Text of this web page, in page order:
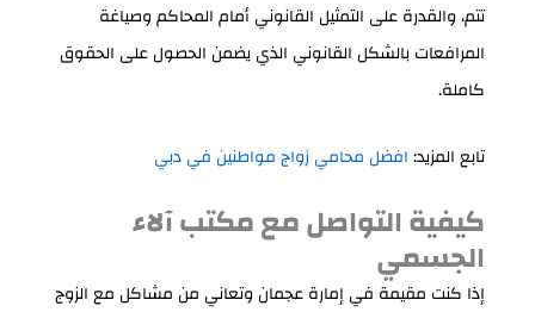
تتم، والقدرة على التمثيل القانوني أمام المحاكم وصياغة
المرافعات بالشكل القانوني الذي يضمن الحصول على الحقوق
كاملة.
تابع المزيد:افضل محامي زواج مواطنين في دبي
كيفية التواصل مع مكتب آلاء
الجسمي
إذا كنت مقيمة في إمارة عجمان وتعاني من مشاكل مع الزوج